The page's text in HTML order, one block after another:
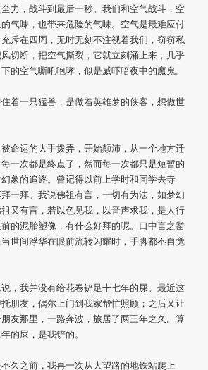
力，战斗到最后一秒。我们和空气战斗，空
气味，也带来危险的气味。空气是最难应付
斥在四周，无时无刻不注视着我们，窃窃私
切断，把空气撕裂，它就立刻涌上来，几乎
的空气嘶吼咆哮，似是威吓暗夜中的魔鬼。
着一只猛兽，是做着英雄梦的侠客，想做世
命运的大手拨弄，开始颠沛，从一个地方迁
一次都是终点了，然而每一次都只是短暂的
象的追逐。曾记得以前上学时和同学去寺
一拜。我说佛祖有言，一切有为法，如梦幻
又有言，若以色见我，以音声求我，是人行
的泥胎塑像，有什么好拜的呢。口中言之凿
世间浮华在眼前流转闪耀时，手脚都不自觉
，我并没有给花卷铲足十七年的屎。最近这
朋友，偶尔上门到我家帮忙照顾；之后又让
友那里，一路奔波，旅居了两三年之久。算
的屎，是我铲的。
久之前，我再一次从大望路的地铁站爬上